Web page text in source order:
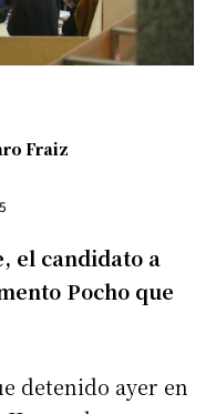
Fraiz
el candidato a
Pocho que
detenido ayer en